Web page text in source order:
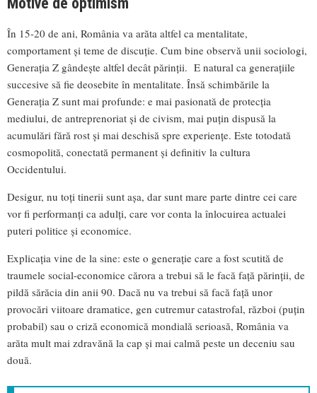
În 15-20 de ani, România va arăta altfel ca mentalitate,
comportament și teme de discuție. Cum bine observă unii sociologi,
Generația Z gândește altfel decât părinții. E natural ca generațiile
succesive să fie deosebite în mentalitate. Însă schimbările la
Generația Z sunt mai profunde: e mai pasionată de protecția
mediului, de antreprenoriat și de civism, mai puțin dispusă la
acumulări fără rost și mai deschisă spre experiențe. Este totodată
cosmopolită, conectată permanent și definitiv la cultura
Occidentului.
Desigur, nu toți tinerii sunt așa, dar sunt mare parte dintre cei care
vor fi performanți ca adulți, care vor conta la înlocuirea actualei
puteri politice și economice.
Explicația vine de la sine: este o generație care a fost scutită de
traumele social-economice cărora a trebui să le facă față părinții, de
pildă sărăcia din anii 90. Dacă nu va trebui să facă față unor
provocări viitoare dramatice, gen cutremur catastrofal, război (puțin
probabil) sau o criză economică mondială serioasă, România va
arăta mult mai zdravănă la cap și mai calmă peste un deceniu sau
două.